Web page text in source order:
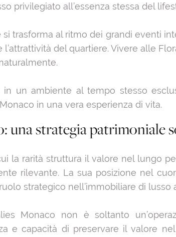
privilegiato all’essenza stessa del
trasforma al ritmo dei grandi eventi
del quartiere. Vivere alle
un ambiente al tempo stesso
in una vera esperienza di vita.
una strategia patrimoniale
la rarità struttura il valore nel lungo
rilevante. La sua posizione nel
strategico nell’immobiliare di lusso
Monaco non è soltanto
e capacità di preservare il valore